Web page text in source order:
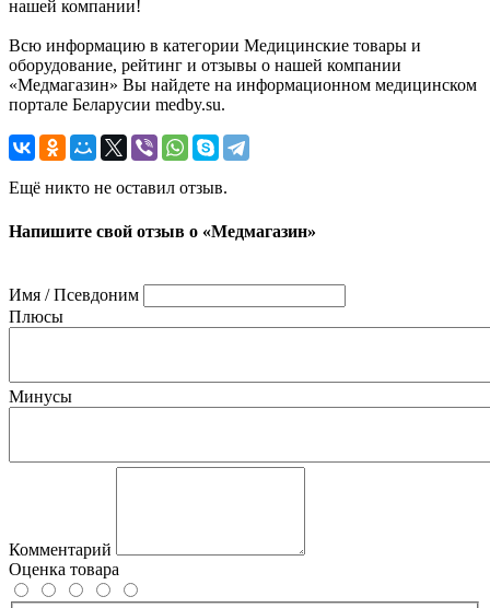
нашей компании!
Всю информацию в категории Медицинские товары и
оборудование, рейтинг и отзывы о нашей компании
«Медмагазин» Вы найдете на информационном медицинском
портале Беларусии medby.su.
Ещё никто не оставил отзыв.
Напишите свой отзыв о «Медмагазин»
Имя / Псевдоним
Плюсы
Минусы
Комментарий
Оценка товара